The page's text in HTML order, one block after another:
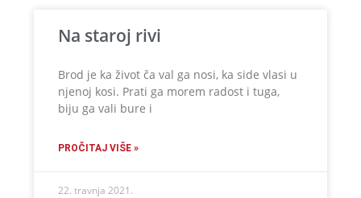
Na staroj rivi
Brod je ka život ča val ga nosi, ka side vlasi u
njenoj kosi. Prati ga morem radost i tuga,
biju ga vali bure i
PROČITAJ VIŠE »
22. travnja 2021.